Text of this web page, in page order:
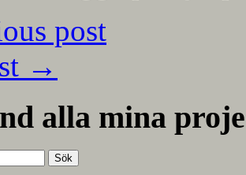
post
→
alla mina